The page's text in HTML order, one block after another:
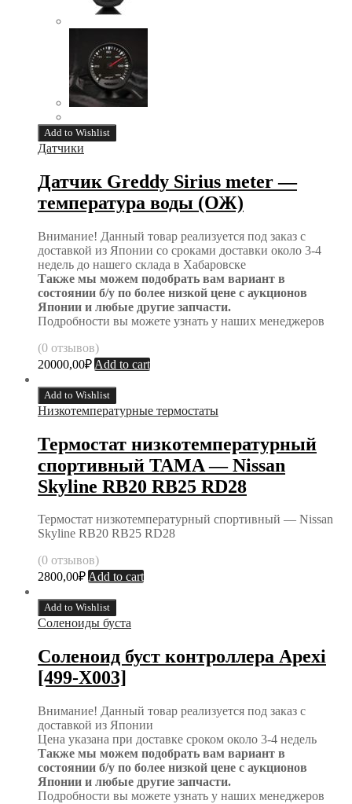
Add to Wishlist
Датчики
Датчик Greddy Sirius meter —
температура воды (ОЖ)
Внимание! Данный товар реализуется под заказ с
доставкой из Японии со сроками доставки около 3-4
недель до нашего склада в Хабаровске
Также мы можем подобрать вам вариант в
состоянии б/у по более низкой цене с аукционов
Японии и любые другие запчасти.
Подробности вы можете узнать у наших менеджеров
(0 отзывов)
20000,00₽ Add to cart
Add to Wishlist
Низкотемпературные термостаты
Термостат низкотемпературный
спортивный TAMA — Nissan
Skyline RB20 RB25 RD28
Термостат низкотемпературный спортивный — Nissan
Skyline RB20 RB25 RD28
(0 отзывов)
2800,00₽Add to cart
Add to Wishlist
Соленоиды буста
Соленоид буст контроллера Apexi
[499-X003]
Внимание! Данный товар реализуется под заказ с
доставкой из Японии
Цена указана при доставке сроком около 3-4 недель
Также мы можем подобрать вам вариант в
состоянии б/у по более низкой цене с аукционов
Японии и любые другие запчасти.
Подробности вы можете узнать у наших менеджеров